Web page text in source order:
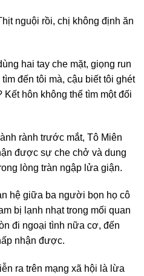
nguội rồi, chị không định ăn
hai tay che mặt, giọng run
đến tôi mà, cậu biết tôi ghét
hôn không thể tìm một đối
rành trước mắt, Tô Miên
được sự che chở và dung
lòng tràn ngập lửa giận.
hệ giữa ba người bọn họ cô
bị lạnh nhạt trong mối quan
đi ngoại tình nữa cơ, đến
nhận được.
ra trên mạng xã hội là lừa